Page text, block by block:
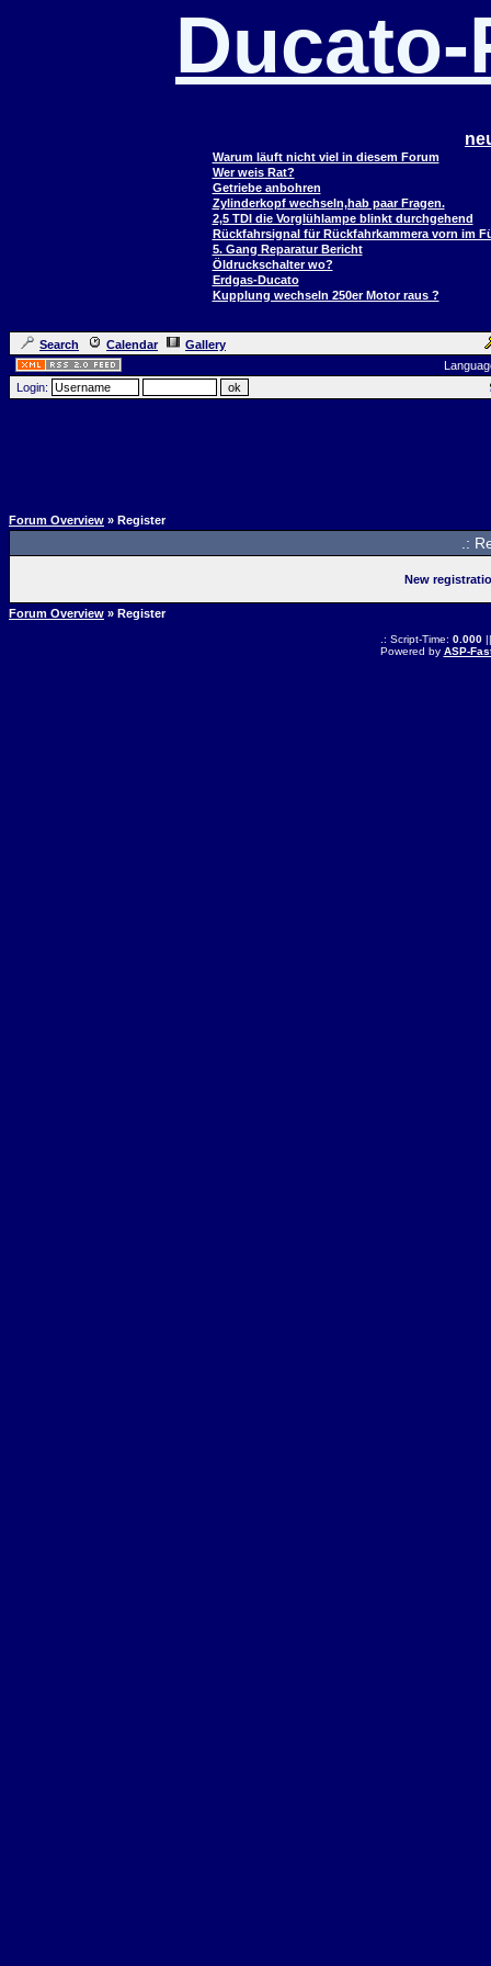
Warum läuft nicht viel in diesem Forum
Wer weis Rat?
Getriebe anbohren
Zylinderkopf wechseln,hab paar Fragen.
2,5 TDI die Vorglühlampe blinkt durchgehend
Rückfahrsignal für Rückfahrkammera vorn im
5. Gang Reparatur Bericht
Öldruckschalter wo?
Erdgas-Ducato
Kupplung wechseln 250er Motor raus ?
Search Calendar
Gallery
Login:
Forum Overview » Register
.:
New
Forum Overview » Register
.: Script-Time: 0.000||
Powered by ASP-